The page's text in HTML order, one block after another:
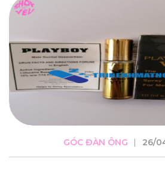
GÓC ĐÀN ÔNG 26/